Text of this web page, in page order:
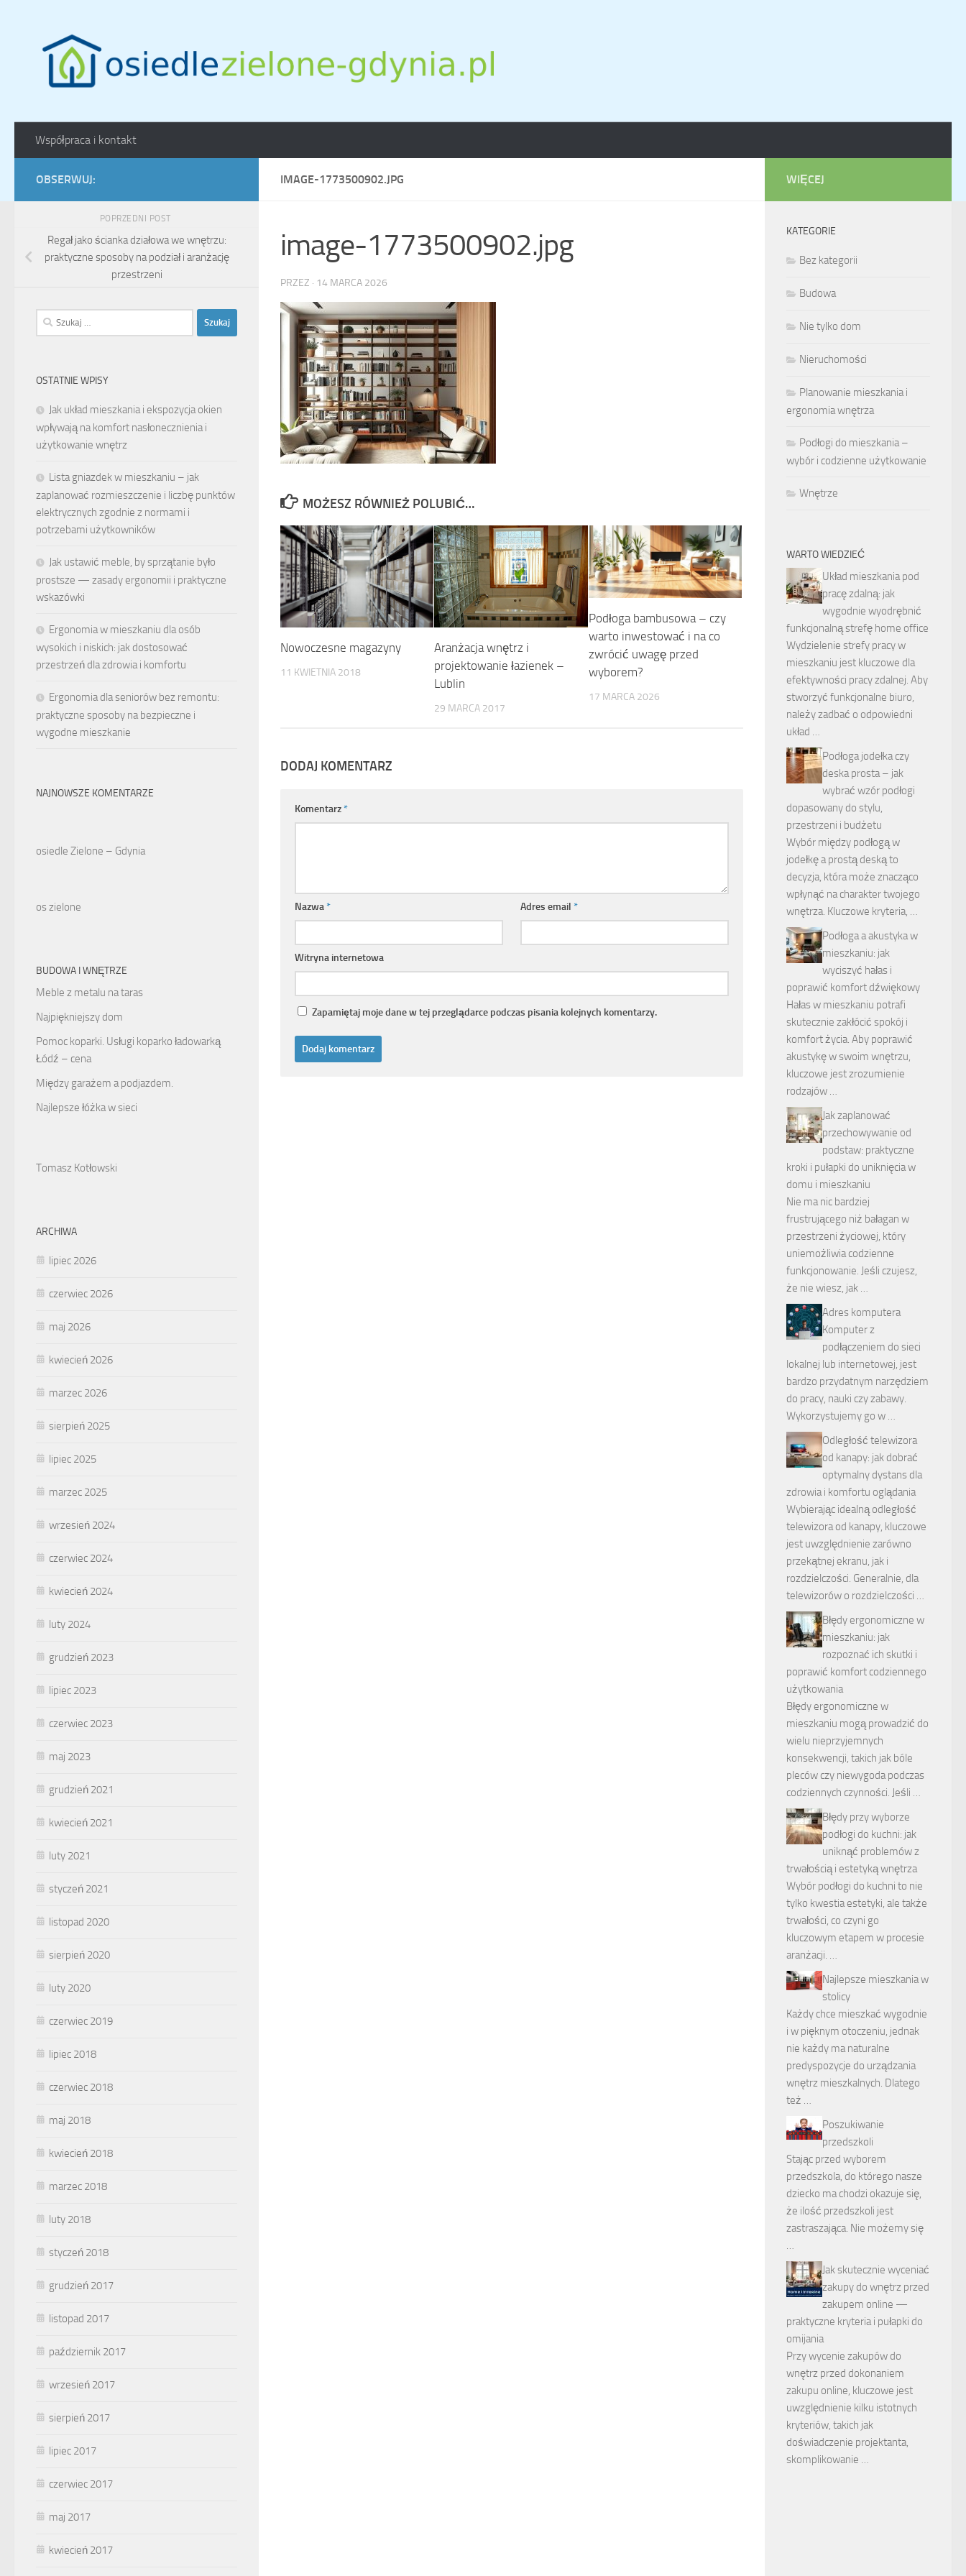
Współpraca i kontakt
IMAGE-1773500902.JPG
image-1773500902.jpg
PRZEZ · 14 MARCA 2026
MOŻESZ RÓWNIEŻ POLUBIĆ…
Nowoczesne magazyny
11 KWIETNIA 2018
Aranżacja wnętrz i
projektowanie łazienek –
Lublin
29 MARCA 2017
Podłoga bambusowa – czy
warto inwestować i na co
zwrócić uwagę przed
wyborem?
17 MARCA 2026
DODAJ KOMENTARZ
Komentarz*
Nazwa* Adres email*
Witryna internetowa
Zapamiętaj moje dane w tej przeglądarce podczas pisania kolejnych komentarzy.
OBSERWUJ:
POPRZEDNI POST
Regał jako ścianka działowa we wnętrzu:
praktyczne sposoby na podział i aranżację
przestrzeni
Szukaj:
OSTATNIE WPISY
Jak układ mieszkania i ekspozycja okien
wpływają na komfort nasłonecznienia i
użytkowanie wnętrz
Lista gniazdek w mieszkaniu – jak
zaplanować rozmieszczenie i liczbę punktów
elektrycznych zgodnie z normami i
potrzebami użytkowników
Jak ustawić meble, by sprzątanie było
prostsze — zasady ergonomii i praktyczne
wskazówki
Ergonomia w mieszkaniu dla osób
wysokich i niskich: jak dostosować
przestrzeń dla zdrowia i komfortu
Ergonomia dla seniorów bez remontu:
praktyczne sposoby na bezpieczne i
wygodne mieszkanie
NAJNOWSZE KOMENTARZE
osiedle Zielone – Gdynia
os zielone
BUDOWA I WNĘTRZE
Meble z metalu na taras
Najpiękniejszy dom
Pomoc koparki. Usługi koparko ładowarką
Łódź – cena
Między garażem a podjazdem.
Najlepsze łóżka w sieci
Tomasz Kotłowski
ARCHIWA
lipiec 2026
czerwiec 2026
maj 2026
kwiecień 2026
marzec 2026
sierpień 2025
lipiec 2025
marzec 2025
wrzesień 2024
czerwiec 2024
kwiecień 2024
luty 2024
grudzień 2023
lipiec 2023
czerwiec 2023
maj 2023
grudzień 2021
kwiecień 2021
luty 2021
styczeń 2021
listopad 2020
sierpień 2020
luty 2020
czerwiec 2019
lipiec 2018
czerwiec 2018
maj 2018
kwiecień 2018
marzec 2018
luty 2018
styczeń 2018
grudzień 2017
listopad 2017
październik 2017
wrzesień 2017
sierpień 2017
lipiec 2017
czerwiec 2017
maj 2017
kwiecień 2017
WIĘCEJ
KATEGORIE
Bez kategorii
Budowa
Nie tylko dom
Nieruchomości
Planowanie mieszkania i
ergonomia wnętrza
Podłogi do mieszkania –
wybór i codzienne użytkowanie
Wnętrze
WARTO WIEDZIEĆ
Układ mieszkania pod
pracę zdalną: jak
wygodnie wyodrębnić
funkcjonalną strefę home office
Wydzielenie strefy pracy w
mieszkaniu jest kluczowe dla
efektywności pracy zdalnej. Aby
stworzyć funkcjonalne biuro,
należy zadbać o odpowiedni
układ …
Podłoga jodełka czy
deska prosta – jak
wybrać wzór podłogi
dopasowany do stylu,
przestrzeni i budżetu
Wybór między podłogą w
jodełkę a prostą deską to
decyzja, która może znacząco
wpłynąć na charakter twojego
wnętrza. Kluczowe kryteria, …
Podłoga a akustyka w
mieszkaniu: jak
wyciszyć hałas i
poprawić komfort dźwiękowy
Hałas w mieszkaniu potrafi
skutecznie zakłócić spokój i
komfort życia. Aby poprawić
akustykę w swoim wnętrzu,
kluczowe jest zrozumienie
rodzajów …
Jak zaplanować
przechowywanie od
podstaw: praktyczne
kroki i pułapki do uniknięcia w
domu i mieszkaniu
Nie ma nic bardziej
frustrującego niż bałagan w
przestrzeni życiowej, który
uniemożliwia codzienne
funkcjonowanie. Jeśli czujesz,
że nie wiesz, jak …
Adres komputera
Komputer z
podłączeniem do sieci
lokalnej lub internetowej, jest
bardzo przydatnym narzędziem
do pracy, nauki czy zabawy.
Wykorzystujemy go w …
Odległość telewizora
od kanapy: jak dobrać
optymalny dystans dla
zdrowia i komfortu oglądania
Wybierając idealną odległość
telewizora od kanapy, kluczowe
jest uwzględnienie zarówno
przekątnej ekranu, jak i
rozdzielczości. Generalnie, dla
telewizorów o rozdzielczości …
Błędy ergonomiczne w
mieszkaniu: jak
rozpoznać ich skutki i
poprawić komfort codziennego
użytkowania
Błędy ergonomiczne w
mieszkaniu mogą prowadzić do
wielu nieprzyjemnych
konsekwencji, takich jak bóle
pleców czy niewygoda podczas
codziennych czynności. Jeśli …
Błędy przy wyborze
podłogi do kuchni: jak
uniknąć problemów z
trwałością i estetyką wnętrza
Wybór podłogi do kuchni to nie
tylko kwestia estetyki, ale także
trwałości, co czyni go
kluczowym etapem w procesie
aranżacji. …
Najlepsze mieszkania w
stolicy
Każdy chce mieszkać wygodnie
i w pięknym otoczeniu, jednak
nie każdy ma naturalne
predyspozycje do urządzania
wnętrz mieszkalnych. Dlatego
też …
Poszukiwanie
przedszkoli
Stając przed wyborem
przedszkola, do którego nasze
dziecko ma chodzi okazuje się,
że ilość przedszkoli jest
zastraszająca. Nie możemy się
…
Jak skutecznie wyceniać
zakupy do wnętrz przed
zakupem online —
praktyczne kryteria i pułapki do
omijania
Przy wycenie zakupów do
wnętrz przed dokonaniem
zakupu online, kluczowe jest
uwzględnienie kilku istotnych
kryteriów, takich jak
doświadczenie projektanta,
skomplikowanie …